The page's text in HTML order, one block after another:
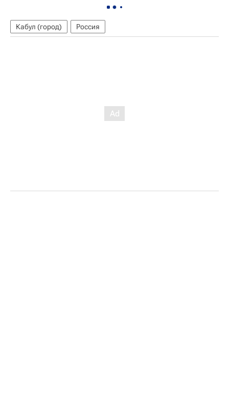
Кабул (город) Россия